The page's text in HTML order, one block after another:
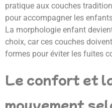
pratique aux couches
pour accompagner les
La morphologie enfant
choix, car ces couches
formes pour éviter les fuites
Le confort et
mouvement